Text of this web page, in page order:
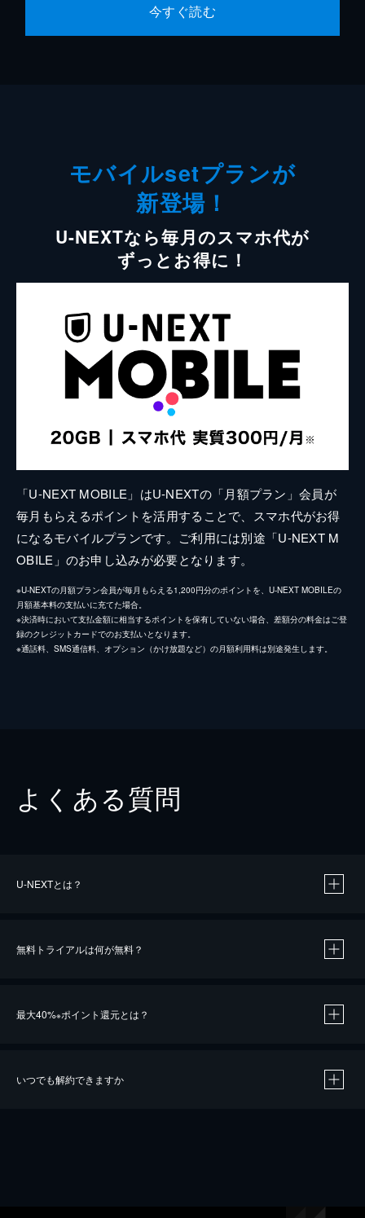
今すぐ読む
モバイルsetプランが
新登場！
U-NEXTなら毎月のスマホ代が
ずっとお得に！
「U-NEXT MOBILE」はU-NEXTの「月額プラン」会員が
毎月もらえるポイントを活用することで、スマホ代がお得
になるモバイルプランです。ご利用には別途「U-NEXT M
OBILE」のお申し込みが必要となります。
※U-NEXTの月額プラン会員が毎月もらえる1,200円分のポイントを、U-NEXT MOBILEの
月額基本料の支払いに充てた場合。
※決済時において支払金額に相当するポイントを保有していない場合、差額分の料金はご登
録のクレジットカードでのお支払いとなります。
※通話料、SMS通信料、オプション（かけ放題など）の月額利用料は別途発生します。
よくある質問
U-NEXTとは？
無料トライアルは何が無料？
最大40%※ポイント還元とは？
いつでも解約できますか